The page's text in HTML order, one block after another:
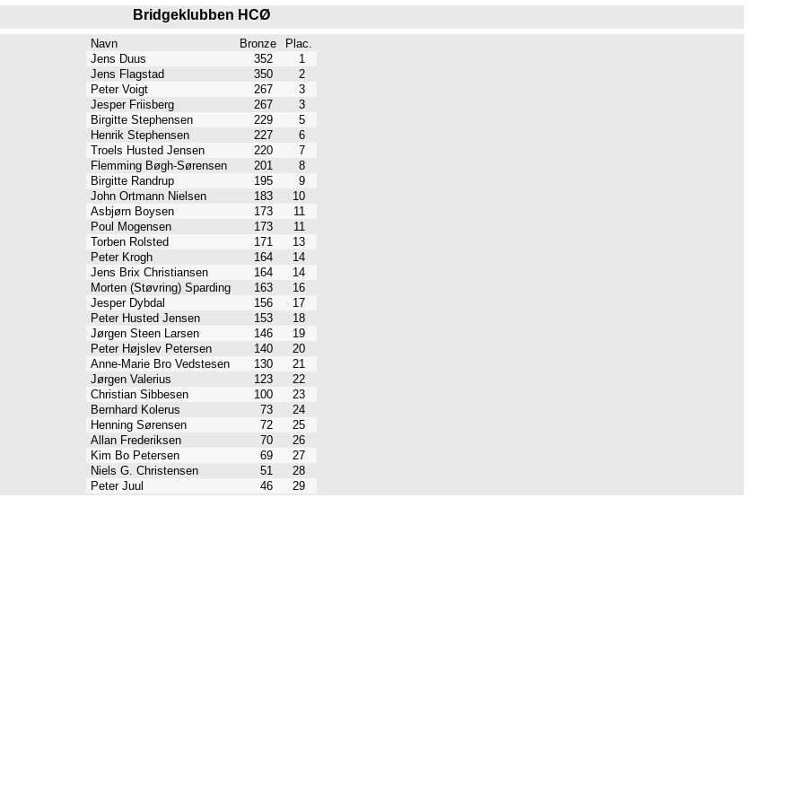
Bridgeklubben HCØ
Navn Bronze
Plac.
Jens Duus
352
1
Jens Flagstad
350
2
Peter Voigt
267
3
Jesper Friisberg
267
3
Birgitte Stephensen
229
5
Henrik Stephensen
227
6
Troels Husted Jensen
220
7
Flemming Bøgh-Sørensen
201
8
Birgitte Randrup
195
9
John Ortmann Nielsen
183
10
Asbjørn Boysen
173
11
Poul Mogensen
173
11
Torben Rolsted
171
13
Peter Krogh
164
14
Jens Brix Christiansen
164
14
Morten (Støvring) Sparding
163
16
Jesper Dybdal
156
17
Peter Husted Jensen
153
18
Jørgen Steen Larsen
146
19
Peter Højslev Petersen
140
20
Anne-Marie Bro Vedstesen
130
21
Jørgen Valerius
123
22
Christian Sibbesen
100
23
Bernhard Kolerus
73
24
Henning Sørensen
72
25
Allan Frederiksen
70
26
Kim Bo Petersen
69
27
Niels G. Christensen
51
28
Peter Juul
46 29